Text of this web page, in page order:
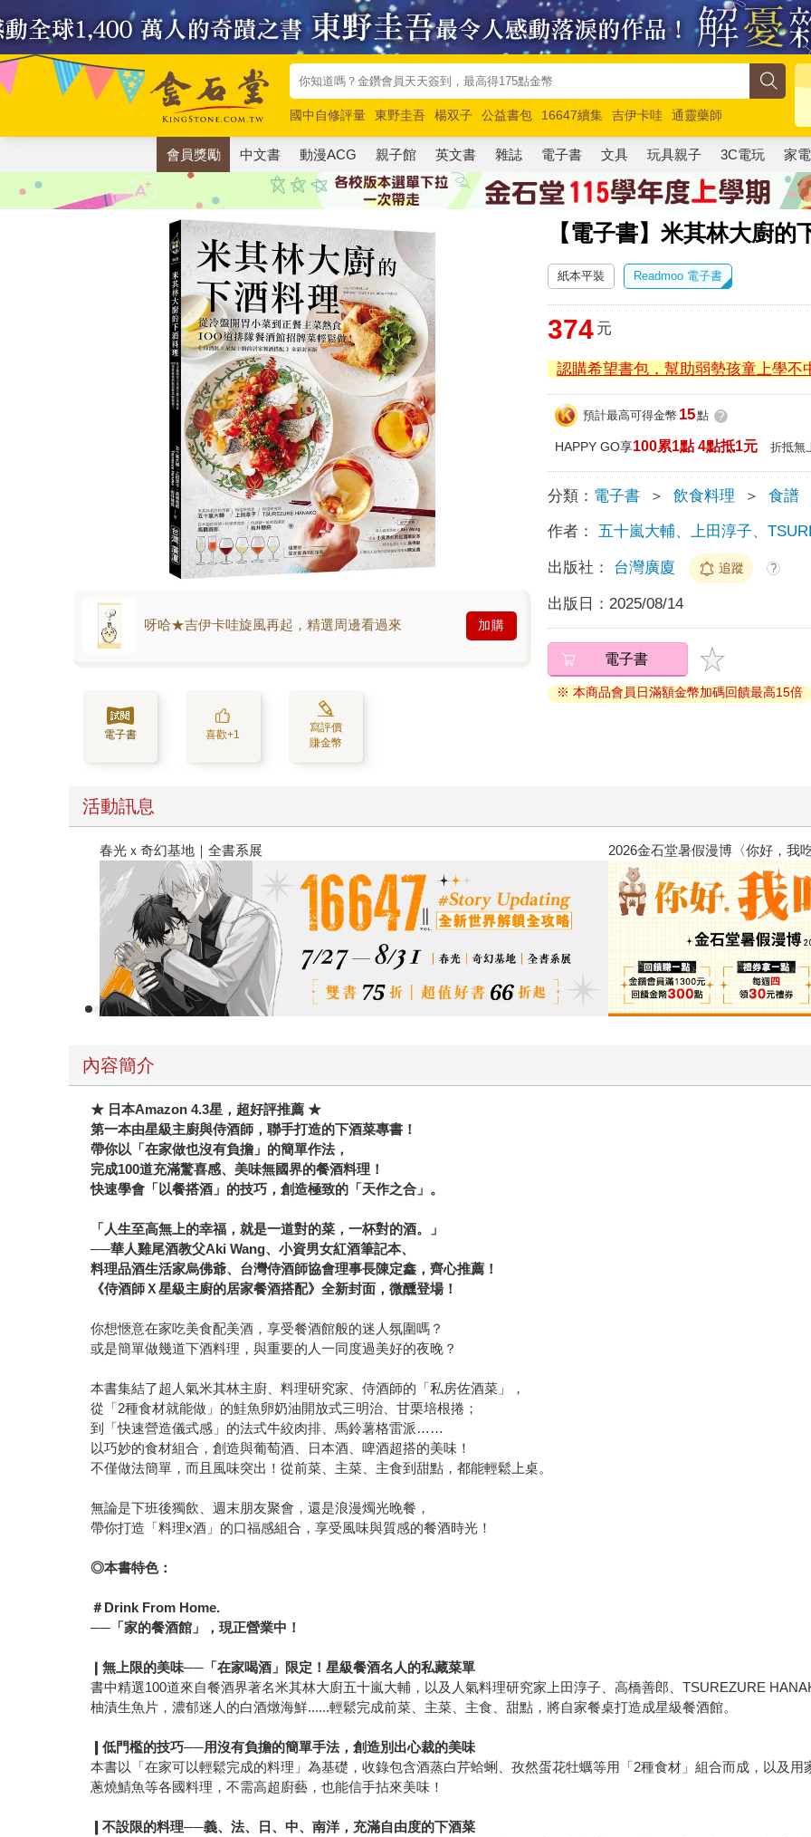
國中自修評量 東野圭吾 楊双子 公益書包 16647續集 吉伊卡哇
通靈藥師
唯紅花綻放
奧德賽 路邊攤新作 馬斯克 玩具總動員5 超慢跑
會員獎勵 中文書 動漫ACG 親子館 英文書 雜誌 電子書 文具 玩具親子 3C電玩 家電
【電子書】米其林大廚的
呀哈★吉伊卡哇旋風再起，精選周邊看過來 加購
電子書 喜歡+1
寫評價
賺金幣
紙本平裝 Readmoo 電子書
374 元
認購希望書包，幫助弱勢孩童上學不
預計最高可得金幣 15點 ?
HAPPY GO享100累1點 4點抵1元 折抵無
分類： 電子書 ＞ 飲食料理 ＞ 食譜
作者： 五十嵐大輔、上田淳子、
出版社： 台灣廣廈 追蹤 ?
出版日： 2025/08/14
電子書
※ 本商品會員日滿額金幣加碼回饋最高15倍
活動訊息
2026金石堂暑假漫博〈你好，我吃一點〉第二波 金石堂2026海外優惠：電子書
內容簡介
★ 日本Amazon 4.3星，超好評推薦 ★
第一本由星級主廚與侍酒師，聯手打造的下酒菜專書！
帶你以「在家做也沒有負擔」的簡單作法，
完成100道充滿驚喜感、美味無國界的餐酒料理！
快速學會「以餐搭酒」的技巧，創造極致的「天作之合」。
「人生至高無上的幸福，就是一道對的菜，一杯對的酒。」
──華人雞尾酒教父Aki Wang、小資男女紅酒筆記本、
料理品酒生活家烏佛爺、台灣侍酒師協會理事長陳定鑫，齊心推薦！
《侍酒師Ｘ星級主廚的居家餐酒搭配》全新封面，微醺登場！
你想愜意在家吃美食配美酒，享受餐酒館般的迷人氛圍嗎？
或是簡單做幾道下酒料理，與重要的人一同度過美好的夜晚？
本書集結了超人氣米其林主廚、料理研究家、侍酒師的「私房佐酒菜」，
從「2種食材就能做」的鮭魚卵奶油開放式三明治、甘栗培根捲；
到「快速營造儀式感」的法式牛絞肉排、馬鈴薯格雷派……
以巧妙的食材組合，創造與葡萄酒、日本酒、啤酒超搭的美味！
不僅做法簡單，而且風味突出！從前菜、主菜、主食到甜點，都能輕鬆上桌。
無論是下班後獨飲、週末朋友聚會，還是浪漫燭光晚餐，
帶你打造「料理x酒」的口福感組合，享受風味與質感的餐酒時光！
◎本書特色：
＃Drink From Home.
──「家的餐酒館」，現正營業中！
❙無上限的美味──「在家喝酒」限定！星級餐酒名人的私藏菜單
書中精選100道來自餐酒界著名米其林大廚五十嵐大輔，以及人氣料理研究家上田淳子、高橋善郎、TSUREZURE
柚漬生魚片，濃郁迷人的白酒燉海鮮......輕鬆完成前菜、主菜、主食、甜點，將自家餐桌打造成星級餐酒館。
❙低門檻的技巧──用沒有負擔的簡單手法，創造別出心裁的美味
本書以「在家可以輕鬆完成的料理」為基礎，收錄包含酒蒸白芹蛤蜊、孜然蛋花牡蠣等用「2種食材」組合而成，以及
蔥燒鯖魚等各國料理，不需高超廚藝，也能信手拈來美味！
❙不設限的料理──義、法、日、中、南洋，充滿自由度的下酒菜